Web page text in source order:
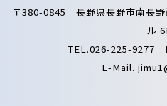
〒380-0845 長野県長野市南長
ル
TEL.026-225-9277
E-Mail.